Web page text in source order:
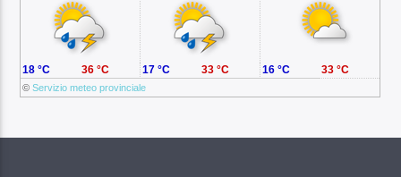
©Servizio meteo provinciale
18 °C 36 °C 17 °C 33 °C 16 °C 33 °C